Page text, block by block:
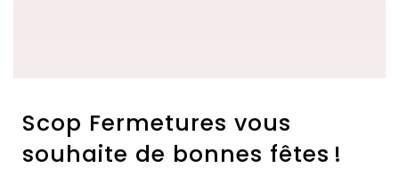
Scop Fermetures vous
souhaite de bonnes fêtes !